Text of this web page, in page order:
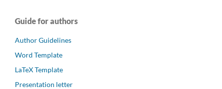
Guide for authors
Author Guidelines
Word Template
LaTeX Template
Presentation letter